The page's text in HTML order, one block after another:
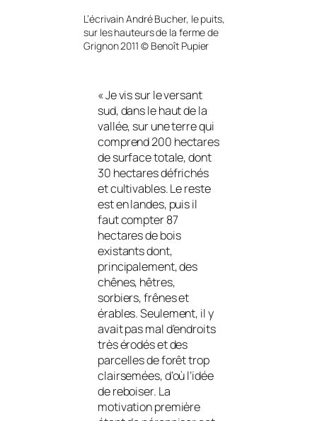
L’écrivain André Bucher, le puits,
sur les hauteurs de la ferme de
Grignon 2011 © Benoît Pupier
«Je vis sur le versant
sud, dans le haut de la
vallée, sur une terre qui
comprend 200 hectares
de surface totale, dont
30 hectares défrichés
et cultivables. Le reste
est en landes, puis il
faut compter 87
hectares de bois
existants dont,
principalement, des
chênes, hêtres,
sorbiers, frênes et
érables. Seulement, il y
avait pas mal d’endroits
très érodés et des
parcelles de forêt trop
clairsemées, d’où l’idée
de reboiser. La
motivation première